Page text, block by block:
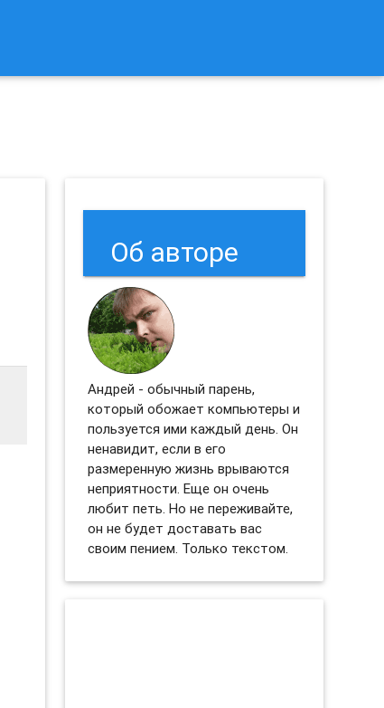
Об авторе
Андрей - обычный парень,
который обожает компьютеры и
пользуется ими каждый день. Он
ненавидит, если в его
размеренную жизнь врываются
неприятности. Еще он очень
любит петь. Но не переживайте,
он не будет доставать вас
своим пением. Только текстом.